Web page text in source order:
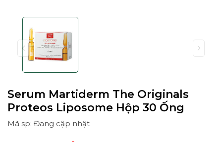
Serum Martiderm The Originals
Proteos Liposome Hộp 30 Ống
Mã sp: Đang cập nhật